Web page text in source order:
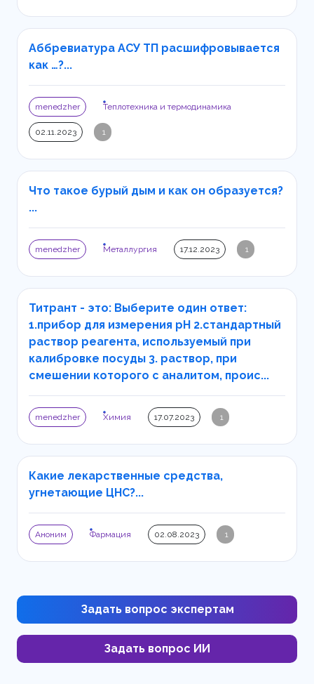
Задать вопрос экспертам
Задать вопрос ИИ
Аббревиатура АСУ ТП расшифровывается
как …?...
menedzher Теплотехника и термодинамика
02.11.2023 1
Что такое бурый дым и как он образуется?
...
menedzher Металлургия 17.12.2023 1
Титрант - это: Выберите один ответ:
1.прибор для измерения рН 2.стандартный
раствор реагента, используемый при
калибровке посуды 3. раствор, при
смешении которого с аналитом, проис...
menedzher Химия 17.07.2023 1
Какие лекарственные средства,
угнетающие ЦНС?...
Аноним Фармация 02.08.2023 1